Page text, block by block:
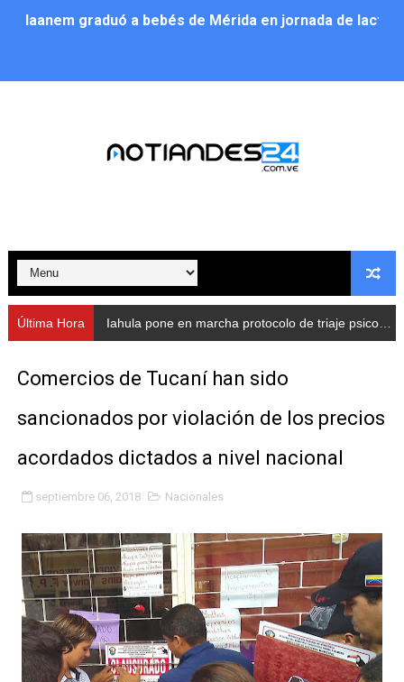
Iaanem graduó a bebés de Mérida en jornada de
Alcalde Nelson Álvarez llevó jornada recreativa a la
Nevado Gas optimiza servicio residencial en la
Balance semestral impulsa inclusión y atención a
Plan Vacacional Comunitario “Ríe 2026” recorre las
Alcaldía del Municipio Libertador realizó una jornada
Fundacite Mérida dicta taller gratuito de electrónica
INN-Mérida celebró el Lacto grado para promover el
Impulsan plan estratégico de seguridad ciudadana
Mérida impulsa desarrollo económico con taller de
Fomficc consolida alianzas e impulsa la economía
Niños de Estudiantes de Mérida sembraron 110
Corposalud y Secretaría Social fortalecen la atención
Última Hora Iahula pone en marcha protocolo de triaje psicosocial para atender a rescatistas
Comercios de Tucaní han sido
sancionados por violación de los precios
acordados dictados a nivel nacional
septiembre 06, 2018 Nacionales